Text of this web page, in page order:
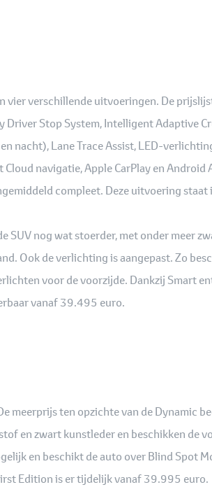
vier verschillende uitvoeringen. De
Driver Stop System, Intelligent Adaptive
nacht), Lane Trace Assist, LED-
navigatie, Apple CarPlay en
compleet. Deze uitvoering
SUV nog wat stoerder, met onder meer
Ook de verlichting is aangepast. Zo
voor de voorzijde. Dankzij Smart
vanaf 39.495 euro.
meerprijs ten opzichte van de Dynamic
en zwart kunstleder en beschikken
en beschikt de auto over Blind Spot
Edition is er tijdelijk vanaf 39.995 euro.